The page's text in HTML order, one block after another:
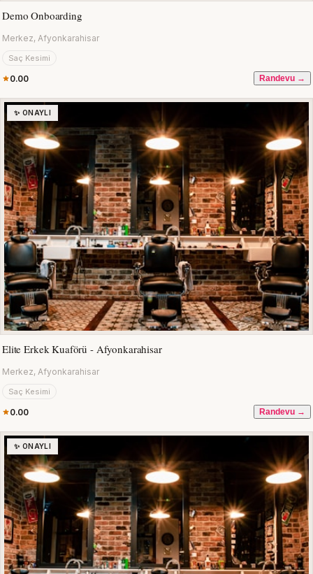
Demo Onboarding
Merkez, Afyonkarahisar
Saç Kesimi
0.00 Randevu →
✨ ONAYLI
Elite Erkek Kuaförü - Afyonkarahisar
Merkez, Afyonkarahisar
Saç Kesimi
0.00 Randevu →
✨ ONAYLI